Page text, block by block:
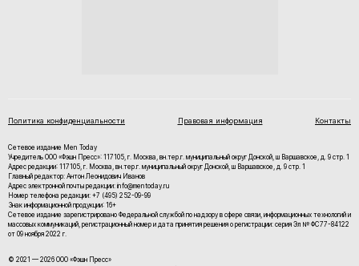
Политика конфиденциальности Правовая информация Контакты
Сетевое издание Men Today
Учредитель ООО «Фэшн Пресс»: 117105, г. Москва, вн.тер.г. муниципальный округ Донской, ш Варшавское, д. 9 стр. 1
Адрес редакции: 117105, г. Москва, вн.тер.г. муниципальный округ Донской, ш Варшавское, д. 9 стр. 1
Главный редактор: Антон Леонидович Иванов
Адрес электронной почты редакции: info@mentoday.ru
Номер телефона редакции: +7 (495) 252-09-99
Знак информационной продукции: 16+
Cетевое издание зарегистрировано Федеральной службой по надзору в сфере связи, информационных технологий и
массовых коммуникаций, регистрационный номер и дата принятия решения о регистрации: серия Эл № ФС77-84122
от 09 ноября 2022 г.
© 2021 — 2026 ООО «Фэшн Пресс»